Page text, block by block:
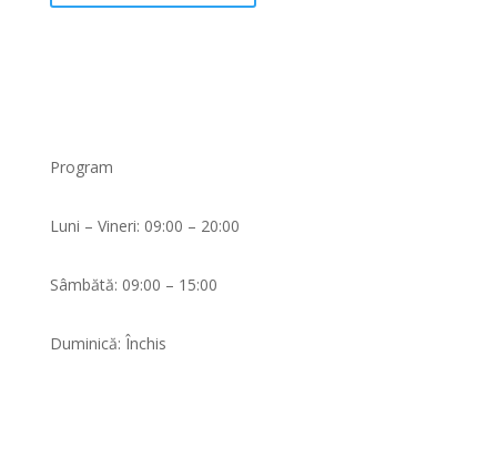
Program
Luni – Vineri: 09:00 – 20:00
Sâmbătă: 09:00 – 15:00
Duminică: Închis